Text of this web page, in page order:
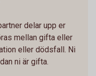
delar upp er
mellan gifta eller
eller dödsfall. Ni
ni är gifta.